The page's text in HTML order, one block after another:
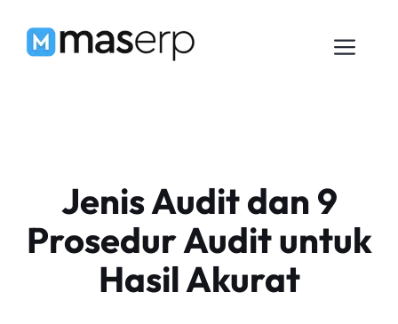
Jenis Audit dan 9
Prosedur Audit untuk
Hasil Akurat